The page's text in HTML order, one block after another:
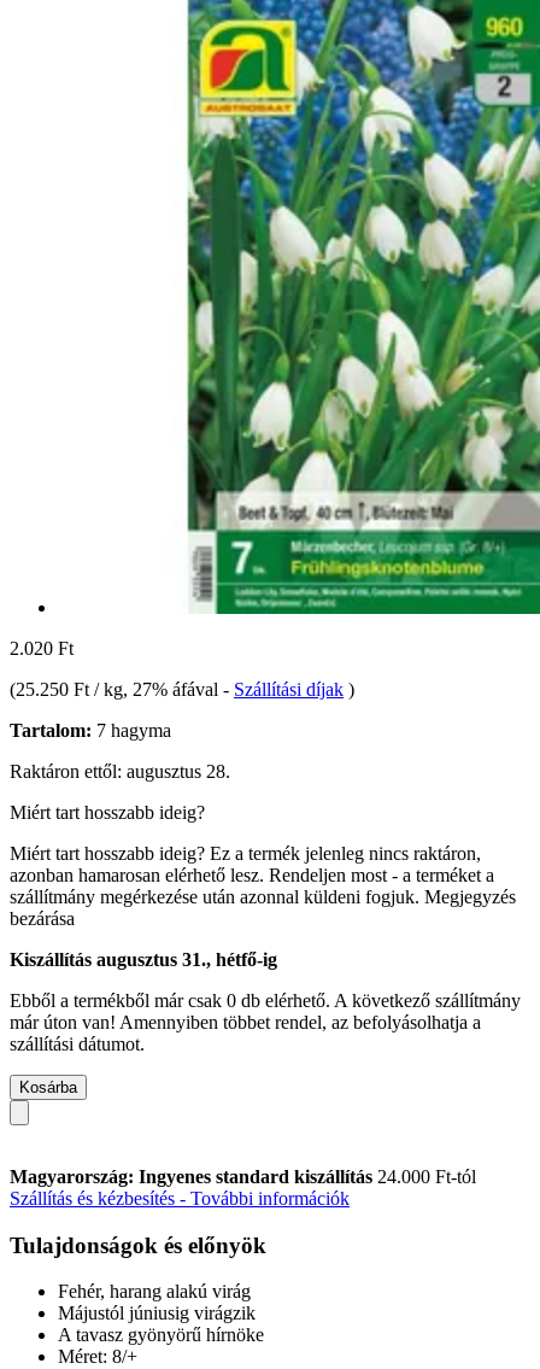
2.020 Ft
(25.250 Ft / kg, 27% áfával - Szállítási díjak )
Tartalom: 7 hagyma
Raktáron ettől: augusztus 28.
Miért tart hosszabb ideig?
Miért tart hosszabb ideig? Ez a termék jelenleg nincs raktáron,
azonban hamarosan elérhető lesz. Rendeljen most - a terméket a
szállítmány megérkezése után azonnal küldeni fogjuk. Megjegyzés
bezárása
Kiszállítás augusztus 31., hétfő-ig
Ebből a termékből már csak 0 db elérhető. A következő szállítmány
már úton van! Amennyiben többet rendel, az befolyásolhatja a
szállítási dátumot.
Kosárba
Magyarország: Ingyenes standard kiszállítás 24.000 Ft-tól
Szállítás és kézbesítés - További információk
Tulajdonságok és előnyök
Fehér, harang alakú virág
Májustól júniusig virágzik
A tavasz gyönyörű hírnöke
Méret: 8/+